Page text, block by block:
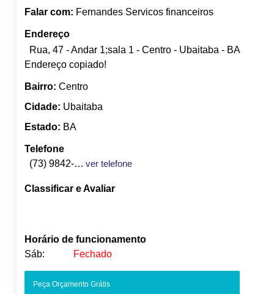
Falar com: Fernandes Servicos financeiros
Endereço
Rua, 47 - Andar 1;sala 1 - Centro - Ubaitaba - BA
Endereço copiado!
Bairro: Centro
Cidade: Ubaitaba
Estado: BA
Telefone
(73) 9842-8192
ver telefone
Classificar e Avaliar
Horário de funcionamento
Sáb:
Fechado
-
Peça Orçamento Grátis